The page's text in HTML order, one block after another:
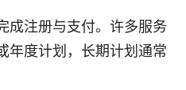
成注册与支付。许多服务
年度计划，长期计划通常